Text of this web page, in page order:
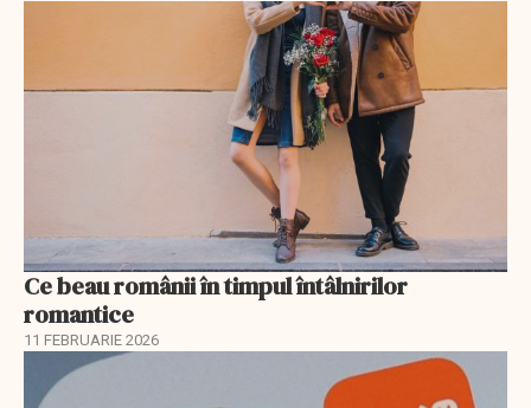
Ce beau românii în timpul întâlnirilor
romantice
11 FEBRUARIE 2026